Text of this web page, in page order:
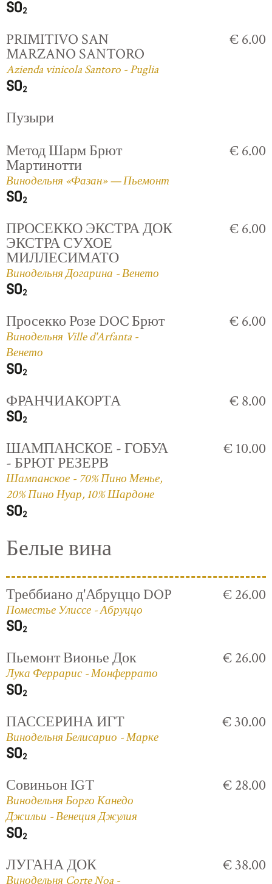
PRIMITIVO SAN
MARZANO SANTORO
Azienda vinicola Santoro - Puglia
€ 6.00
Пузыри
Метод Шарм Брют
Мартинотти
Винодельня «Фазан» — Пьемонт
€ 6.00
ПРОСЕККО ЭКСТРА ДОК
ЭКСТРА СУХОЕ
МИЛЛЕСИМАТО
Винодельня Догарина - Венето
€ 6.00
Просекко Розе DOC Брют
Винодельня Ville d'Arfanta -
Венето
€ 6.00
ФРАНЧИАКОРТА € 8.00
ШАМПАНСКОЕ - ГОБУА
- БРЮТ РЕЗЕРВ
Шампанское - 70% Пино Менье,
20% Пино Нуар, 10% Шардоне
€ 10.00
Белые вина
Треббиано д'Абруццо DOP
Поместье Улиссе - Абруццо
€ 26.00
Пьемонт Вионье Док
Лука Феррарис - Монферрато
€ 26.00
ПАССЕРИНА ИГТ
Винодельня Белисарио - Марке
€ 30.00
Совиньон IGT
Винодельня Борго Канедо
Джильи - Венеция Джулия
€ 28.00
ЛУГАНА ДОК
Винодельня Corte Noa -
€ 38.00